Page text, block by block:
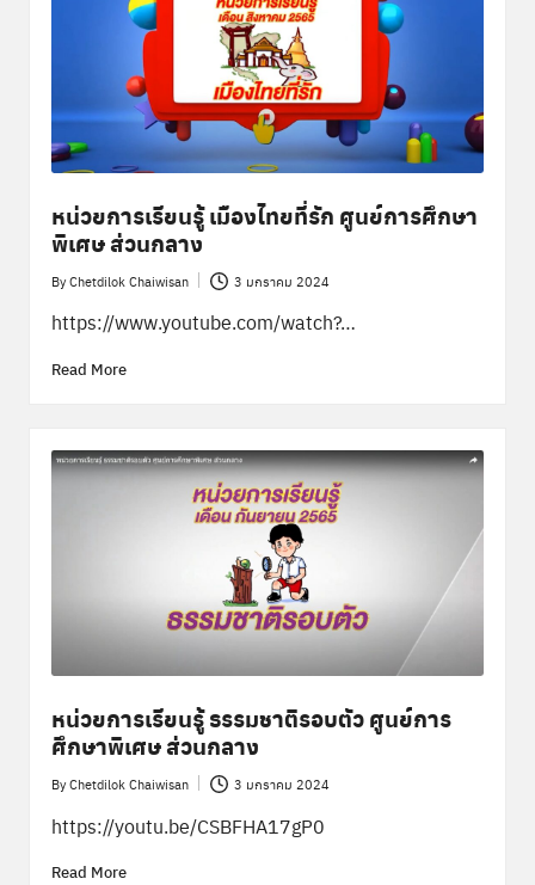
พิ
ศ
ษหน่วยการเรียนรู้ เมืองไทยที่รัก ศูนย์การศึกษา
พิเศษ ส่วนกลาง
Posted
by
ByChetdilok Chaiwisan 3 มกราคม 2024
https://www.youtube.com/watch?…
Read More
หน่วยการเรียนรู้ ธรรมชาติรอบตัว ศูนย์การ
ศึกษาพิเศษ ส่วนกลาง
Posted
by
ByChetdilok Chaiwisan 3 มกราคม 2024
https://youtu.be/CSBFHA17gP0
Read More